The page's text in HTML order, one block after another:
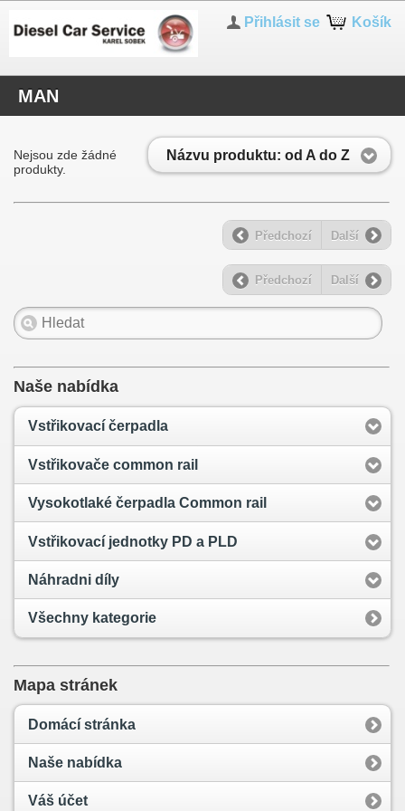
Košík
Přihlásit se
MAN
Názvu produktu: od A do Z
Nejsou zde žádné
produkty.
Předchozí Další
Předchozí Další
Naše nabídka
Vstřikovací čerpadla
Vstřikovače common rail
Vysokotlaké čerpadla Common rail
Vstřikovací jednotky PD a PLD
Náhradni díly
Všechny kategorie
Mapa stránek
Domácí stránka
Naše nabídka
Váš účet